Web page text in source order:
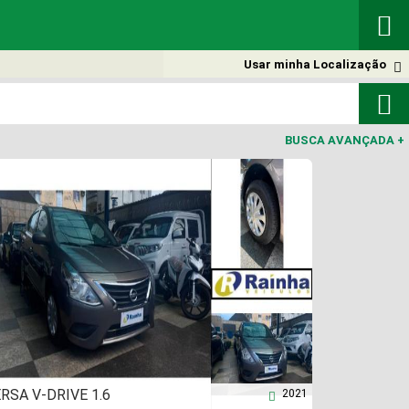


Usar minha Localização

BUSCA AVANÇADA +
V-DRIVE 1.6 2021
